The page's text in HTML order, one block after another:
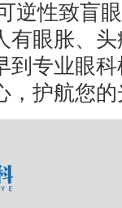
逆性致盲
有眼胀、
到专业眼
，护航您